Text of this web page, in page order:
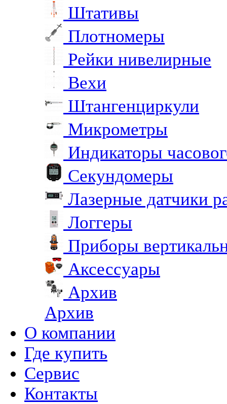
Штативы
Плотномеры
Рейки нивелирные
Вехи
Штангенциркули
Микрометры
Индикаторы
Секундомеры
Лазерные датчики
Логгеры
Приборы
Аксессуары
Архив
Архив
О компании
Где купить
Сервис
Контакты